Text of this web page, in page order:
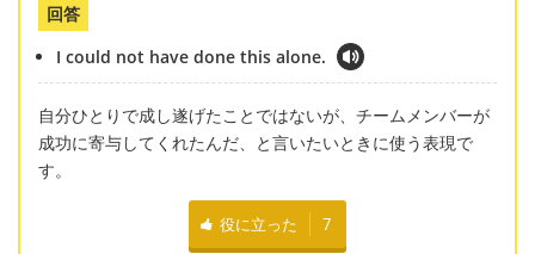
回答
I could not have done this alone.
自分ひとりで成し遂げたことではないが、チームメンバーが
成功に寄与してくれたんだ、と言いたいときに使う表現で
す。
役に立った 7